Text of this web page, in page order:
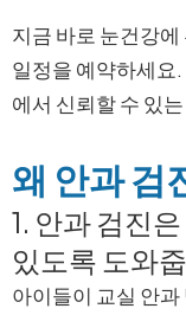
지금 바로 눈건강
일정을 예약하세요
에서 신뢰할 수 있
왜 안과 검
1. 안과 검진
있도록 도와
아이들이 교실 안